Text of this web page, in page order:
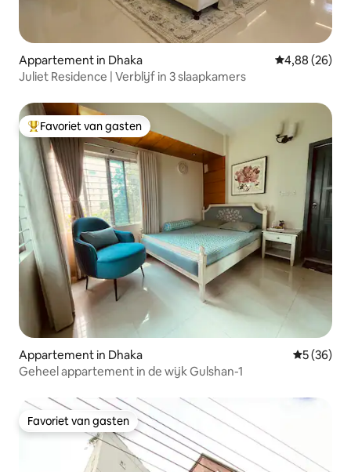
Appartement in Dhaka Gemiddelde
4,88 (26)
Juliet Residence | Verblijf in 3 slaapkamers
Topfavoriet van gasten
Favoriet van gasten
Appartement in Dhaka
5 (36)
Geheel appartement in de wijk Gulshan-1
Favoriet van gasten
Favoriet van gasten